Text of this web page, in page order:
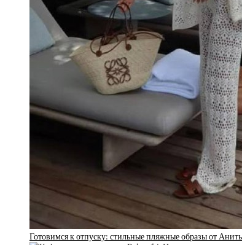
Готовимся к отпуску: стильные пляжные образы от